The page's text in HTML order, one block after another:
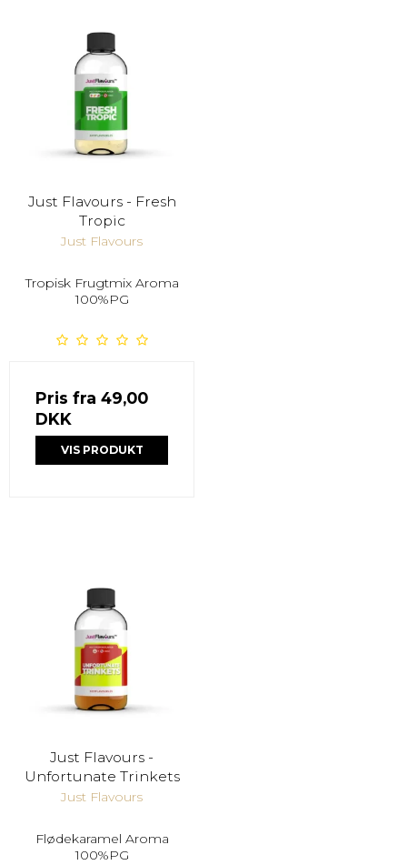
Just Flavours - Fresh
Tropic
Just Flavours
Tropisk Frugtmix Aroma
100%PG
Pris fra 49,00
DKK
VIS PRODUKT
Just Flavours -
Unfortunate Trinkets
Just Flavours
Flødekaramel Aroma
100%PG